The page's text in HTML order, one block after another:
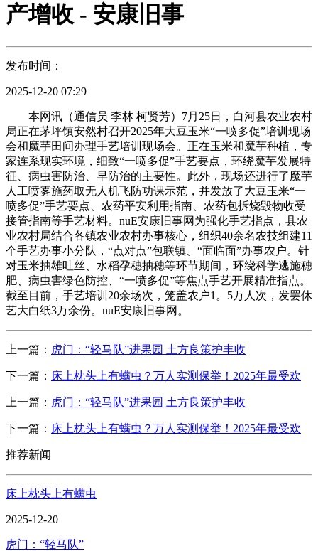
产增收 - 安康旧事
发布时间：
2025-12-20 07:29
本网讯（通信员 李林 柯贤芳）7月25日，白河县农业农村
局正在茅坪镇安然村召开2025年大豆玉米“一喷多促”培训现场
会和魔芋田间办理手艺培训现场会。正在玉米和魔芋种植，专
家连系现实环境，细致“一喷多促”手艺要点，环绕魔芋发展特
征、病虫害防治、早防治的主要性。此外，现场还进行了魔芋
人工喷雾施药取无人机飞防功课示范，并发放了大豆玉米“一
喷多促”手艺要点、农药平安利用指南、农药包拆烧毁物收受
接管指南等手艺材料。nuE安康旧事网为强化手艺指点，县农
业农村局结合各镇农业农村办事核心，组织40余名农技组建11
个手艺办事小分队，“点对点”包联镇、“面临面”办事农户。针
对玉米抽雄吐丝、水稻孕穗抽穗等环节期间，环绕科学逃施穗
肥、病虫害绿色防控、“一喷多促”等焦点手艺开展精准指点。
截至目前，手艺培训20余场次，笼盖农户1。5万人次，发罢休
艺大白纸3万余份。nuE安康旧事网。
上一篇： 虎门：“轻马队”进果园 土方良策护丰收
下一篇： 床上枕头上有螨虫？万人实测保举！2025年最受欢
上一篇： 虎门：“轻马队”进果园 土方良策护丰收
下一篇： 床上枕头上有螨虫？万人实测保举！2025年最受欢
推荐新闻
床上枕头上有螨虫
2025-12-20
虎门：“轻马队”